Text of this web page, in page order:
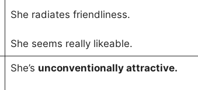
She radiates friendliness.
She seems really likeable.
She’s unconventionally attractive.